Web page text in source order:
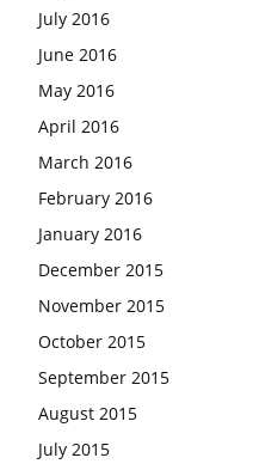
July 2016
June 2016
May 2016
April 2016
March 2016
February 2016
January 2016
December 2015
November 2015
October 2015
September 2015
August 2015
July 2015